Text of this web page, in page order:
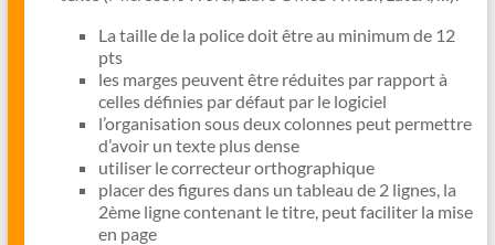
La taille de la police doit être au minimum de 12
pts
les marges peuvent être réduites par rapport à
celles définies par défaut par le logiciel
l’organisation sous deux colonnes peut permettre
d’avoir un texte plus dense
utiliser le correcteur orthographique
placer des figures dans un tableau de 2 lignes, la
2ème ligne contenant le titre, peut faciliter la mise
en page